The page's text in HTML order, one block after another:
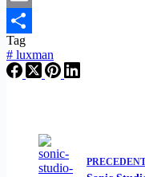
Wish
List
Email
Condividi
Tag
# luxman